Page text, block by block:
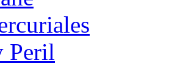
Peril